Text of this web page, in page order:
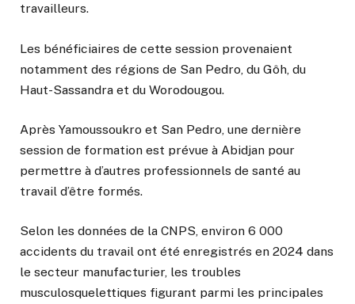
travailleurs.
Les bénéficiaires de cette session provenaient
notamment des régions de San Pedro, du Gôh, du
Haut-Sassandra et du Worodougou.
Après Yamoussoukro et San Pedro, une dernière
session de formation est prévue à Abidjan pour
permettre à d’autres professionnels de santé au
travail d’être formés.
Selon les données de la CNPS, environ 6 000
accidents du travail ont été enregistrés en 2024 dans
le secteur manufacturier, les troubles
musculosquelettiques figurant parmi les principales